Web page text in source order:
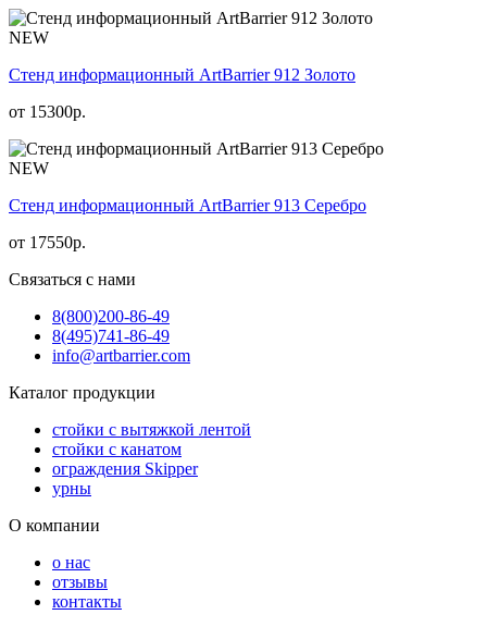
NEW
Стенд информационный АrtBarrier 912 Золото
от 15300р.
NEW
Стенд информационный АrtBarrier 913 Серебро
от 17550р.
Связаться с нами
8(800)200-86-49
8(495)741-86-49
info@artbarrier.com
Каталог продукции
стойки с вытяжкой лентой
стойки с канатом
ограждения Skipper
урны
О компании
о нас
отзывы
контакты